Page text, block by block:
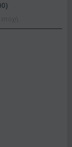
)